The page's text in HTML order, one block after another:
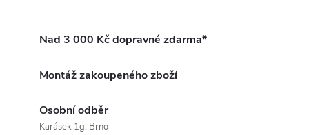
Nad 3 000 Kč dopravné zdarma*
Montáž zakoupeného zboží
Osobní odběr
Karásek 1g, Brno